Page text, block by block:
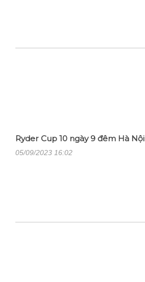
Ryder Cup 10 ngày 9 đêm Hà Nội
05/09/2023 16:02